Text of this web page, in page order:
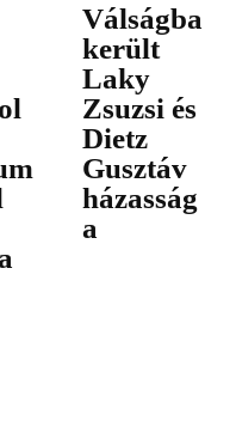
Válságba
került
Laky
Zsuzsi és
Dietz
Gusztáv
házasság
a